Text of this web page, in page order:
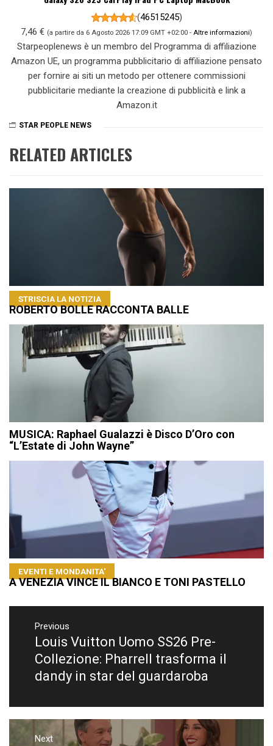
(46515245)
7,46 € (a partire da 6 Agosto 2026 17:09 GMT +02:00 - Altre informazioni)
Starpeoplenews è un membro del Programma di affiliazione
Amazon UE, un programma pubblicitario di affiliazione pensato
per fornire ai siti un metodo per ottenere commissioni
pubblicitarie mediante la creazione di pubblicità e link a
Amazon.it
STAR PEOPLE NEWS
RELATED ARTICLES
STRISCIA LA NOTIZIA
ROBERTO BOLLE RACCONTA BALLE
MUSICA: Raphael Gualazzi è Disco D’Oro con
“L’Estate di John Wayne”
EVENTI E MONDANITA'
A VENEZIA VINCE IL BIANCO E TONI PASTELLO
Navigazione
articoli
Previous
Previous
post:
Louis Vuitton Uomo SS26 Pre-
Collezione: Pharrell trasforma il
dandy in star del guardaroba
Next